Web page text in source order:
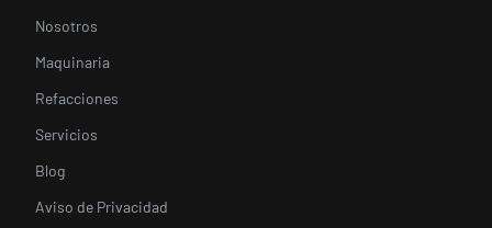
Nosotros
Maquinaria
Refacciones
Servicios
Blog
Aviso de Privacidad